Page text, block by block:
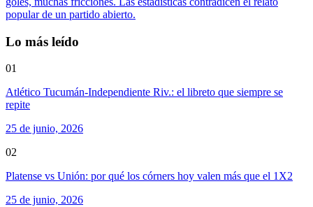
popular de un partido abierto.
Lo más leído
01
Atlético Tucumán-Independiente Riv.: el libreto que siempre se
repite
25 de junio, 2026
02
Platense vs Unión: por qué los córners hoy valen más que el 1X2
25 de junio, 2026